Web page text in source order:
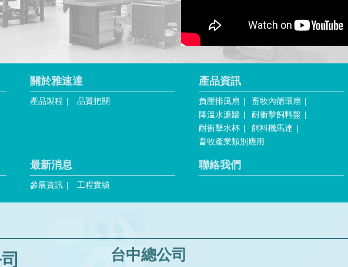
關於雅速達
產品製程 品質把關
產品資訊
負壓排風扇
畜牧內循環扇
降溫水濂牆
耐衝擊飼料盤
耐衝擊水杯
飼料機馬達
畜牧產業類別應用
最新消息
參展資訊 工程實績
聯絡我們
台中總公司